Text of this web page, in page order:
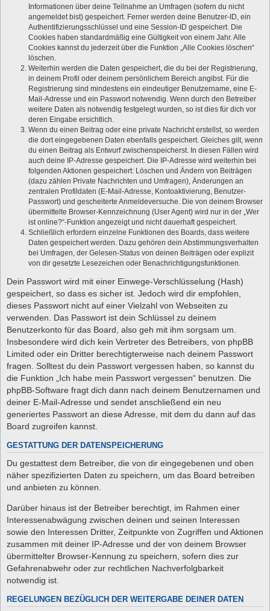
Informationen über deine Teilnahme an Umfragen (sofern du nicht
angemeldet bist) gespeichert. Ferner werden deine Benutzer-ID, ein
Authentifizierungsschlüssel und eine Session-ID gespeichert. Die
Cookies haben standardmäßig eine Gültigkeit von einem Jahr. Alle
Cookies kannst du jederzeit über die Funktion „Alle Cookies löschen“
löschen.
Weiterhin werden die Daten gespeichert, die du bei der Registrierung,
in deinem Profil oder deinem persönlichem Bereich angibst. Für die
Registrierung sind mindestens ein eindeutiger Benutzername, eine E-
Mail-Adresse und ein Passwort notwendig. Wenn durch den Betreiber
weitere Daten als notwendig festgelegt wurden, so ist dies für dich vor
deren Eingabe ersichtlich.
Wenn du einen Beitrag oder eine private Nachricht erstellst, so werden
die dort eingegebenen Daten ebenfalls gespeichert. Gleiches gilt, wenn
du einen Beitrag als Entwurf zwischenspeicherst. In diesen Fällen wird
auch deine IP-Adresse gespeichert. Die IP-Adresse wird weiterhin bei
folgenden Aktionen gespeichert: Löschen und Ändern von Beiträgen
(dazu zählen Private Nachrichten und Umfragen), Änderungen an
zentralen Profildaten (E-Mail-Adresse, Kontoaktivierung, Benutzer-
Passwort) und gescheiterte Anmeldeversuche. Die von deinem Browser
übermittelte Browser-Kennzeichnung (User Agent) wird nur in der „Wer
ist online?“-Funktion angezeigt und nicht dauerhaft gespeichert.
Schließlich erfordern einzelne Funktionen des Boards, dass weitere
Daten gespeichert werden. Dazu gehören dein Abstimmungsverhalten
bei Umfragen, der Gelesen-Status von deinen Beiträgen oder explizit
von dir gesetzte Lesezeichen oder Benachrichtigungsfunktionen.
Dein Passwort wird mit einer Einwege-Verschlüsselung (Hash)
gespeichert, so dass es sicher ist. Jedoch wird dir empfohlen,
dieses Passwort nicht auf einer Vielzahl von Webseiten zu
verwenden. Das Passwort ist dein Schlüssel zu deinem
Benutzerkonto für das Board, also geh mit ihm sorgsam um.
Insbesondere wird dich kein Vertreter des Betreibers, von phpBB
Limited oder ein Dritter berechtigterweise nach deinem Passwort
fragen. Solltest du dein Passwort vergessen haben, so kannst du
die Funktion „Ich habe mein Passwort vergessen“ benutzen. Die
phpBB-Software fragt dich dann nach deinem Benutzernamen und
deiner E-Mail-Adresse und sendet anschließend ein neu
generiertes Passwort an diese Adresse, mit dem du dann auf das
Board zugreifen kannst.
GESTATTUNG DER DATENSPEICHERUNG
Du gestattest dem Betreiber, die von dir eingegebenen und oben
näher spezifizierten Daten zu speichern, um das Board betreiben
und anbieten zu können.
Darüber hinaus ist der Betreiber berechtigt, im Rahmen einer
Interessenabwägung zwischen deinen und seinen Interessen
sowie den Interessen Dritter, Zeitpunkte von Zugriffen und Aktionen
zusammen mit deiner IP-Adresse und der von deinem Browser
übermittelter Browser-Kennung zu speichern, sofern dies zur
Gefahrenabwehr oder zur rechtlichen Nachverfolgbarkeit
notwendig ist.
REGELUNGEN BEZÜGLICH DER WEITERGABE DEINER DATEN